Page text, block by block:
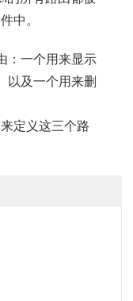
中。
：一个用来显示
以及一个用来删
定义这三个路